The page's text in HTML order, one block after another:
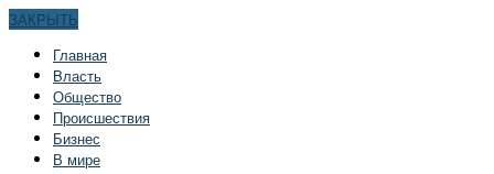
ЗАКРЫТЬ
Главная
Bласть
Общество
Происшествия
Бизнес
В мире